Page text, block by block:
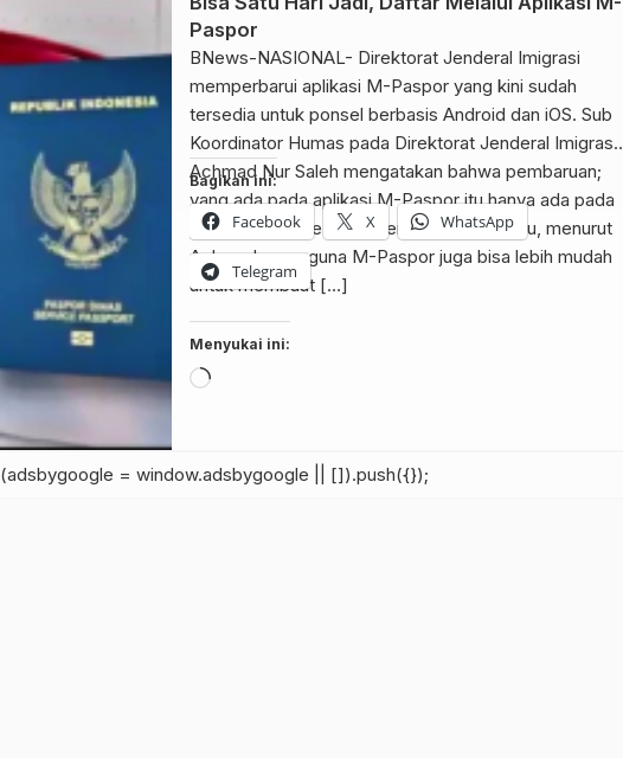
Paspor
BNews-NASIONAL- Direktorat Jenderal Imigrasi
memperbarui aplikasi M-Paspor yang kini sudah
tersedia untuk ponsel berbasis Android dan iOS. Sub
Koordinator Humas pada Direktorat Jenderal Imigrasi,
Achmad Nur Saleh mengatakan bahwa pembaruan;
yang ada pada aplikasi M-Paspor itu hanya ada pada
user experience untuk pengguna. Selain itu, menurut
Achmad, pengguna M-Paspor juga bisa lebih mudah
untuk membuat […]
Bagikan ini:
Facebook X WhatsApp
Telegram
Menyukai ini:
Memuat...
(adsbygoogle = window.adsbygoogle || []).push({});